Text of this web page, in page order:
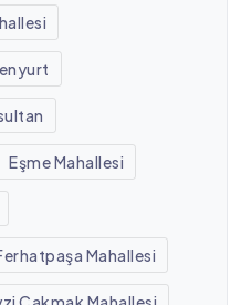
Eşme Mahallesi
Mahallesi